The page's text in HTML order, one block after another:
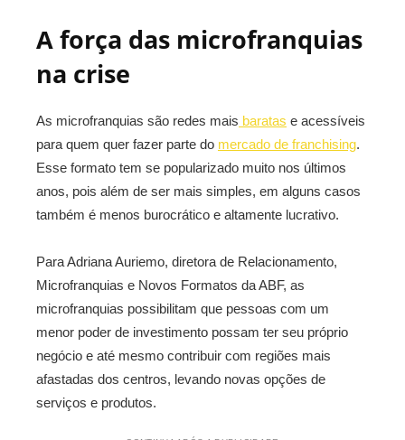
A força das microfranquias
na crise
As microfranquias são redes mais baratas e acessíveis
para quem quer fazer parte do mercado de franchising.
Esse formato tem se popularizado muito nos últimos
anos, pois além de ser mais simples, em alguns casos
também é menos burocrático e altamente lucrativo.
Para Adriana Auriemo, diretora de Relacionamento,
Microfranquias e Novos Formatos da ABF, as
microfranquias possibilitam que pessoas com um
menor poder de investimento possam ter seu próprio
negócio e até mesmo contribuir com regiões mais
afastadas dos centros, levando novas opções de
serviços e produtos.